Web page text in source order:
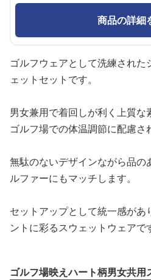
商品の詳細
ゴルフウェアとして洗練された
ェットセットです。
男女兼用で着回しが利く上質
ゴルフ場での体温調節に配慮さ
無駄のないデザインながら品
ルファーにもマッチします。
セットアップとして統一感が
ントに彩るスウェットウェアで
ゴルフ場映えハート柄男女共用